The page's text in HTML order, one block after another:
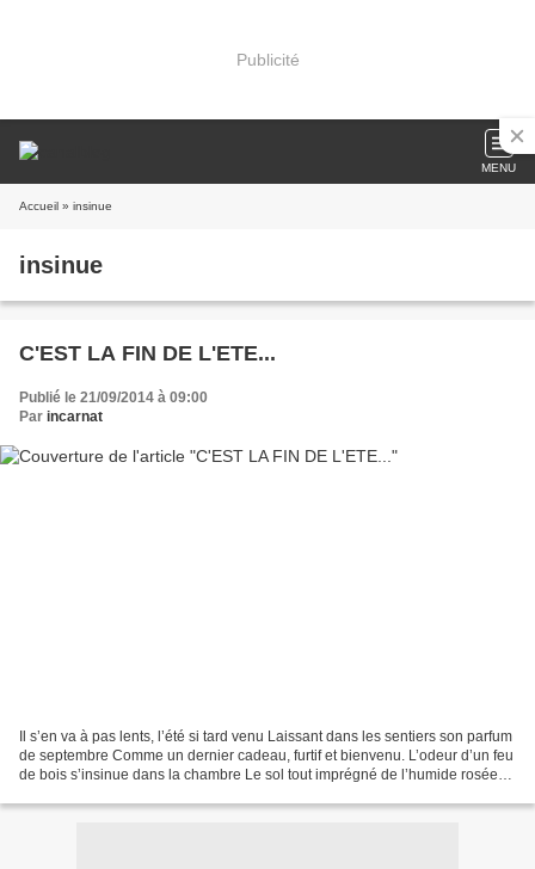
Publicité
MENU
Accueil » insinue
insinue
C'EST LA FIN DE L'ETE...
Publié le 21/09/2014 à 09:00
Par incarnat
Il s’en va à pas lents, l’été si tard venu Laissant dans les sentiers son parfum
de septembre Comme un dernier cadeau, furtif et bienvenu. L’odeur d’un feu
de bois s’insinue dans la chambre Le sol tout imprégné de l’humide rosée